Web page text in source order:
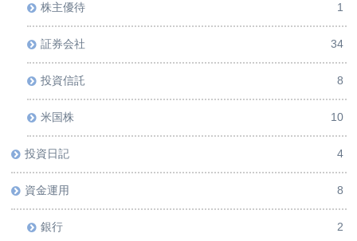
株主優待 1
証券会社 34
投資信託 8
米国株 10
投資日記 4
資金運用 8
銀行 2